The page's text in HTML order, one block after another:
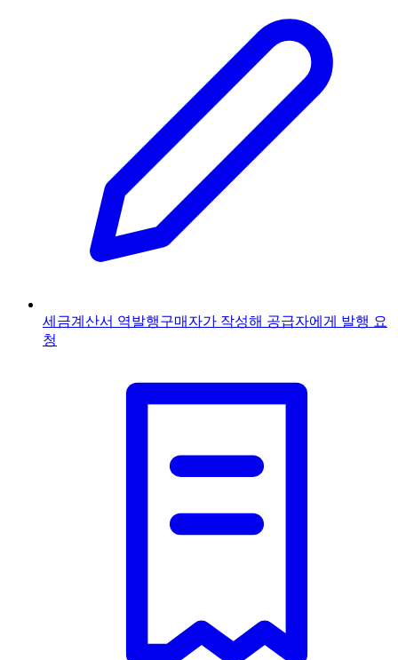
세금계산서 역발행구매자가 작성해 공급자에게 발행 요
청